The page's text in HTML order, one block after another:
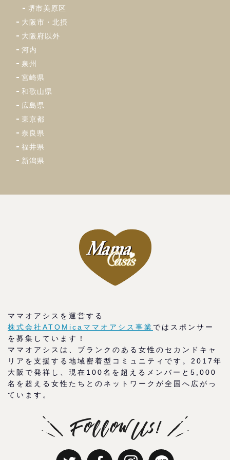
堺市美原区
大阪市・北摂
大阪府以外
河内
泉州
宮崎県
和歌山県
広島県
東京都
奈良県
福井県
新潟県
ママオアシスを運営する
株式会社ATOMicaママオアシス事業 ではスポンサー
を募集しています！
ママオアシスは、ブランクのある女性のセカンドキャ
リアを支援する地域密着型コミュニティです。2017年
大阪で発祥し、現在100名を超えるメンバーと5,000
名を超える女性たちとのネットワークが全国へ広がっ
ています。